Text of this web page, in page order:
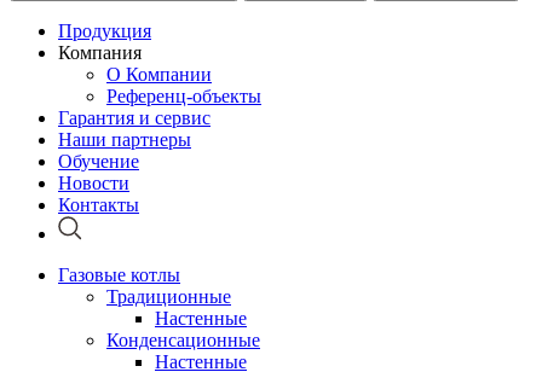
Продукция
Компания
О Компании
Референц-объекты
Гарантия и сервис
Наши партнеры
Обучение
Новости
Контакты
Газовые котлы
Традиционные
Настенные
Конденсационные
Настенные